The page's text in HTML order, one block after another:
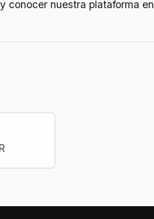
y conocer nuestra plataforma en